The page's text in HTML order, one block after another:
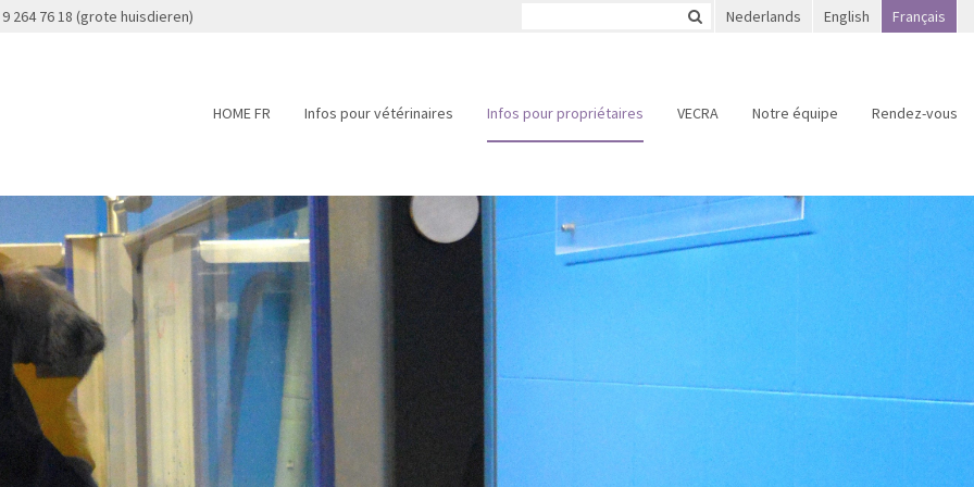
9 264 76 18 (grote huisdieren) Nederlands English Français
HOME FR Infos pour vétérinaires Infos pour propriétaires VECRA Notre équipe Rendez-vous